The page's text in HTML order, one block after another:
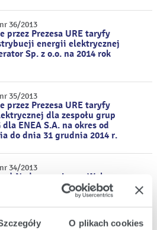
O plikach cookies
36/2013
przez Prezesa URE taryfy
energii elektrycznej
Sp. z o.o. na 2014 rok
35/2013
przez Prezesa URE taryfy
dla zespołu grup
ENEA S.A. na okres od
do dnia 31 grudnia 2014 r.
34/2013
Nadzwyczajnego Walnego
ENEA S.A. zwołanego na
2013 r. oraz projekt
Statutu ENEA S.A.